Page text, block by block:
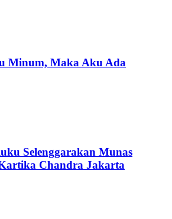
Minum, Maka Aku Ada
Selenggarakan Munas
Chandra Jakarta